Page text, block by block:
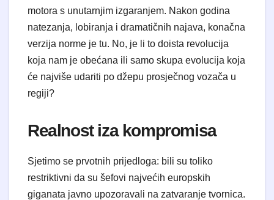
motora s unutarnjim izgaranjem. Nakon godina
natezanja, lobiranja i dramatičnih najava, konačna
verzija norme je tu. No, je li to doista revolucija
koja nam je obećana ili samo skupa evolucija koja
će najviše udariti po džepu prosječnog vozača u
regiji?
​Realnost iza kompromisa
​Sjetimo se prvotnih prijedloga: bili su toliko
restriktivni da su šefovi najvećih europskih
giganata javno upozoravali na zatvaranje tvornica.